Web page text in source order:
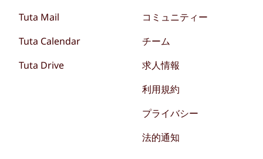
Tuta Mail
Tuta Calendar
Tuta Drive
コミュニティー
チーム
求人情報
利用規約
プライバシー
法的通知